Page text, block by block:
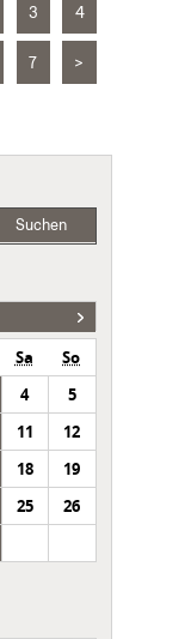
3 4
7 >
Suchen
Sa
So
4
5
11
12
18
19
25
26